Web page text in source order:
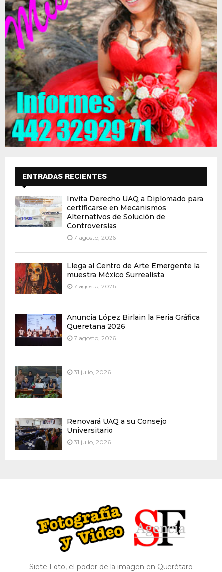
ENTRADAS RECIENTES
Invita Derecho UAQ a Diplomado para
certificarse en Mecanismos
Alternativos de Solución de
Controversias
7 agosto, 2026
Llega al Centro de Arte Emergente la
muestra México Surrealista
7 agosto, 2026
Anuncia López Birlain la Feria Gráfica
Queretana 2026
7 agosto, 2026
31 julio, 2026
Renovará UAQ a su Consejo
Universitario
31 julio, 2026
Siete Foto, el poder de la imagen en Querétaro